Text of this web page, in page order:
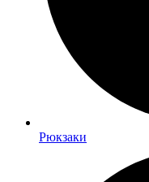
Рюкзаки